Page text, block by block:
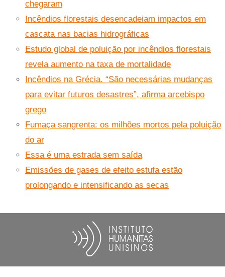
chegaram
Incêndios florestais desencadeiam impactos em
cascata nas bacias hidrográficas
Estudo global de poluição por incêndios florestais
revela aumento na taxa de mortalidade
Incêndios na Grécia. “São necessárias mudanças
para evitar futuros desastres”, afirma arcebispo
grego
Fumaça sangrenta: os milhões mortos pela poluição
do ar
Essa é uma estrada sem saída
Emissões de gases de efeito estufa estão
prolongando e intensificando as secas